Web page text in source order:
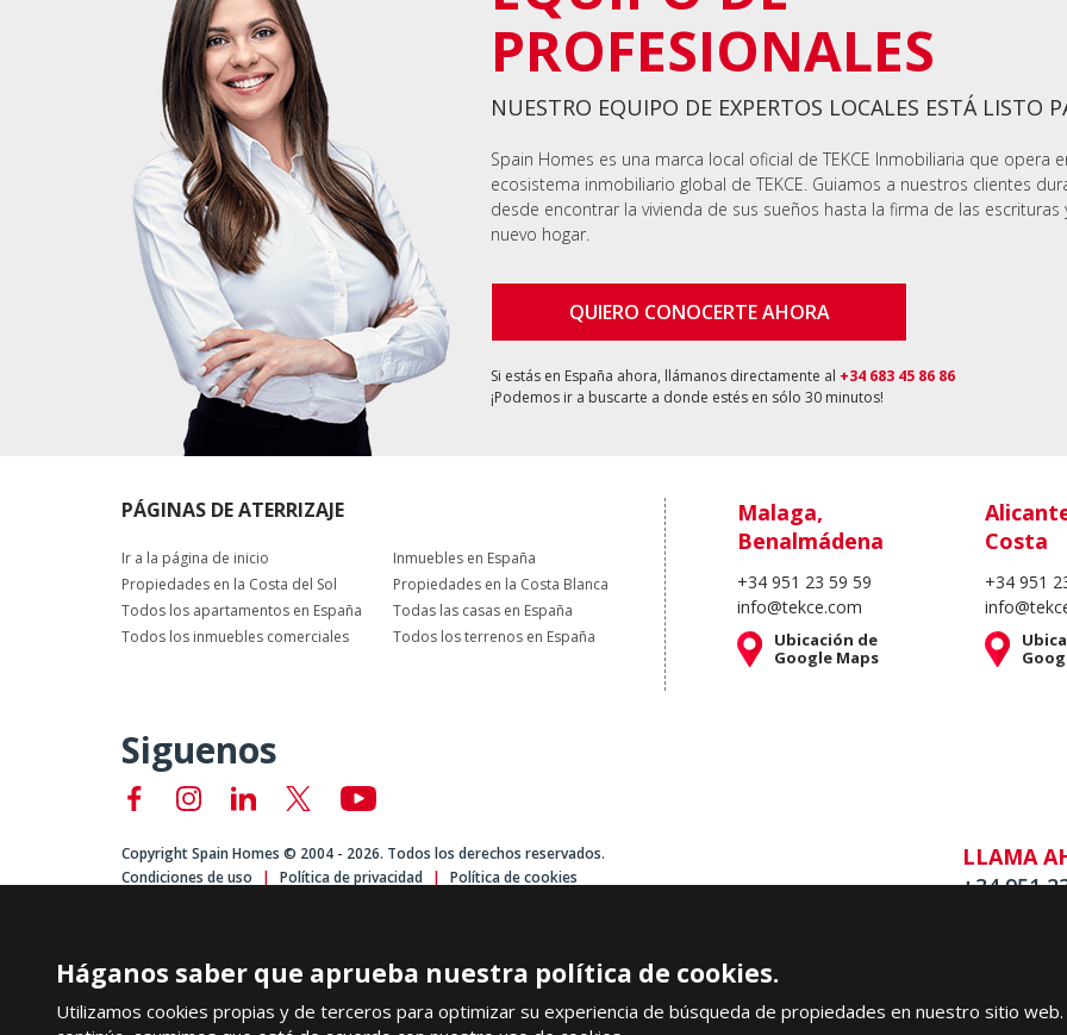
PROFESIONALES
NUESTRO EQUIPO DE EXPERTOS LOCALES ESTÁ LISTO
Spain Homes es una marca local oficial de TEKCE Inmobiliaria que opera
ecosistema inmobiliario global de TEKCE. Guiamos a nuestros clientes
desde encontrar la vivienda de sus sueños hasta la firma de las escrituras
nuevo hogar.
QUIERO CONOCERTE AHORA
Si estás en España ahora, llámanos directamente al +34 683 45 86 86
¡Podemos ir a buscarte a donde estés en sólo 30 minutos!
PÁGINAS DE ATERRIZAJE
Ir a la página de inicio
Inmuebles en España
Propiedades en la Costa del Sol
Propiedades en la Costa Blanca
Todos los apartamentos en España
Todas las casas en España
Todos los inmuebles comerciales
Todos los terrenos en España
Malaga,
Benalmádena
+34 951 23 59 59
info@tekce.com
Ubicación de
Google Maps
Costa
+34 951
Siguenos
Copyright Spain Homes © 2004 - 2026. Todos los derechos reservados.
Condiciones de uso
Política de privacidad Política de cookies
LLAMA
+34 951
Háganos saber que aprueba nuestra política de cookies.
Utilizamos cookies propias y de terceros para optimizar su experiencia de búsqueda de propiedades en nuestro sitio web.